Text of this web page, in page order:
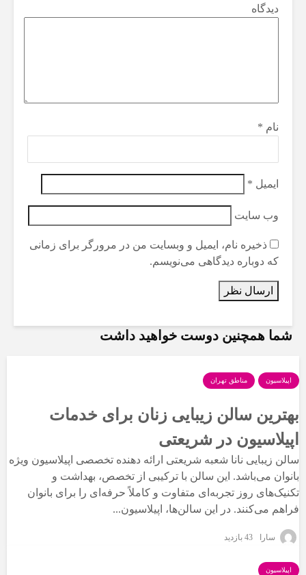
دیدگاه
نام *
ایمیل *
وب‌ سایت
ذخیره نام، ایمیل و وبسایت من در مرورگر برای زمانی
که دوباره دیدگاهی می‌نویسم.
شما همچنین دوست خواهید داشت
اپیلاسیون مناطق تهران
بهترین سالن زیبایی زنان برای خدمات
اپیلاسیون در شریعتی
سالن زیبایی نانا شعبه شریعتی ارائه دهنده تخصصی اپیلاسیون ویژه
بانوان می‌باشد. این سالن با ترکیبی از تخصص، بهداشت و
تکنیک‌های روز تجربه‌ای متفاوت و کاملاً حرفه‌ای را برای بانوان
فراهم می‌کنند. در این سالن‌ها، اپیلاسیون...
سارا 43 بازدید
اپیلاسیون